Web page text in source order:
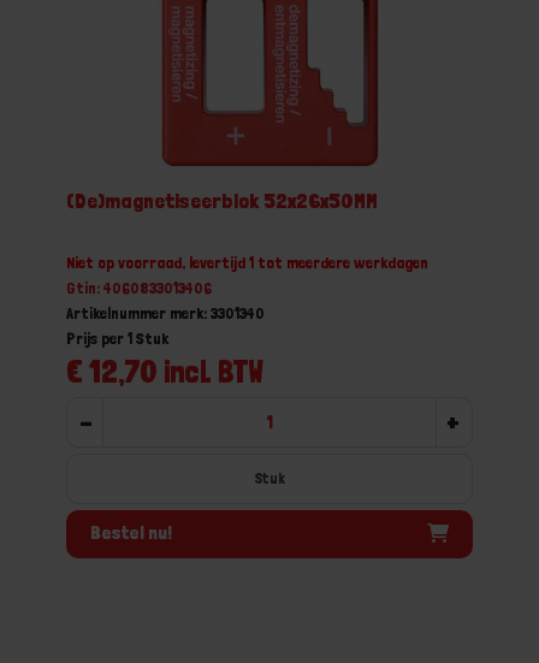
(De)magnetiseerblok 52x26x50MM
Niet op voorraad, levertijd 1 tot meerdere werkdagen
Gtin: 4060833013406
Artikelnummer merk: 3301340
€ 12,70 incl. BTW
Prijs per 1 Stuk
- +
Stuk
Bestel nu!